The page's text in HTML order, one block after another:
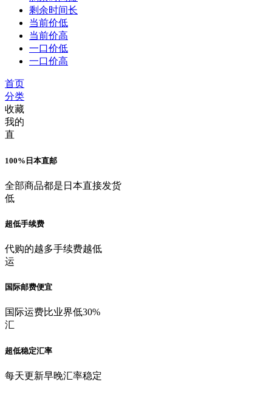
剩余时间长
当前价低
当前价高
一口价低
一口价高
首页
分类
收藏
我的
直
100%日本直邮
全部商品都是日本直接发货
低
超低手续费
代购的越多手续费越低
运
国际邮费便宜
国际运费比业界低30%
汇
超低稳定汇率
每天更新早晚汇率稳定